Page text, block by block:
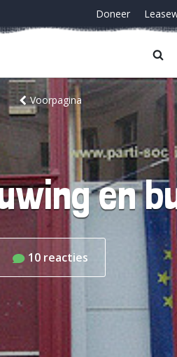
Doneer
Voorpagina
en
10 reacties